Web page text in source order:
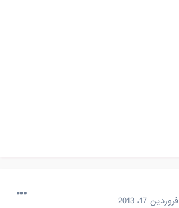
فروردین 17، 2013